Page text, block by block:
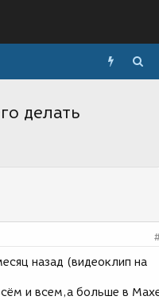
делать
назад (видеоклип на
и всем,а больше в